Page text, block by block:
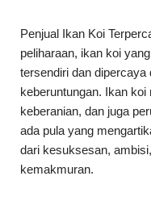
Penjual Ikan Koi
peliharaan, ikan koi
tersendiri dan dipercaya
keberuntungan. Ikan
keberanian, dan juga
ada pula yang
dari kesuksesan,
kemakmuran.